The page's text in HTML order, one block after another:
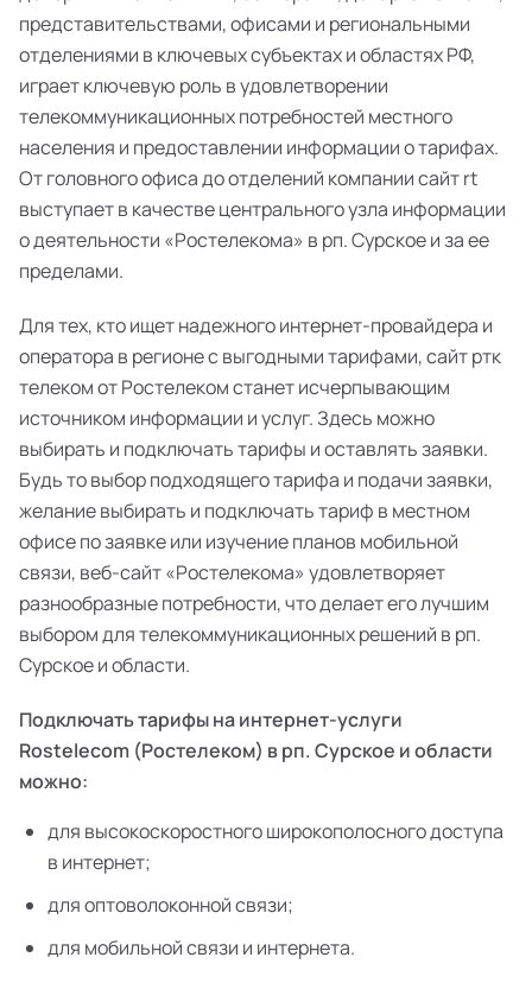
представительствами, офисами и региональными
отделениями в ключевых субъектах и областях РФ,
играет ключевую роль в удовлетворении
телекоммуникационных потребностей местного
населения и предоставлении информации о тарифах.
От головного офиса до отделений компании сайт rt
выступает в качестве центрального узла информации
о деятельности «Ростелекома» в рп. Сурское и за ее
пределами.
Для тех, кто ищет надежного интернет-провайдера и
оператора в регионе с выгодными тарифами, сайт ртк
телеком от Ростелеком станет исчерпывающим
источником информации и услуг. Здесь можно
выбирать и подключать тарифы и оставлять заявки.
Будь то выбор подходящего тарифа и подачи заявки,
желание выбирать и подключать тариф в местном
офисе по заявке или изучение планов мобильной
связи, веб-сайт «Ростелекома» удовлетворяет
разнообразные потребности, что делает его лучшим
выбором для телекоммуникационных решений в рп.
Сурское и области.
Подключать тарифы на интернет-услуги
Rostelecom (Ростелеком) в рп. Сурское и области
можно:
для высокоскоростного широкополосного доступа
в интернет;
для оптоволоконной связи;
для мобильной связи и интернета.